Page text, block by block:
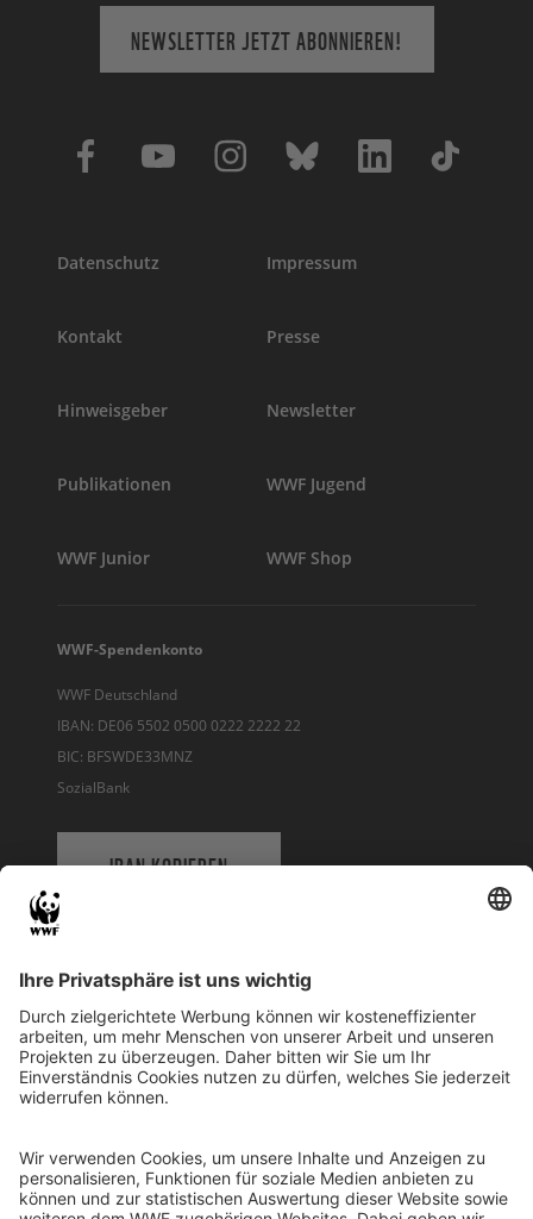
NEWSLETTER JETZT ABONNIEREN!
Datenschutz Impressum
Kontakt Presse
Hinweisgeber Newsletter
Publikationen WWF Jugend
WWF Junior WWF Shop
WWF-Spendenkonto
WWF Deutschland
IBAN: DE06 5502 0500 0222 2222 22
BIC: BFSWDE33MNZ
SozialBank
IBAN KOPIEREN
WWF Deutschland
Reinhardtstr. 18
10117 Berlin
Ihre Spende kann steuerlich geltend gemacht werden